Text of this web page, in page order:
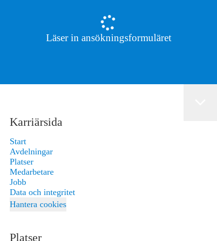
Läser in ansökningsformuläret
Karriärsida
Start
Avdelningar
Platser
Medarbetare
Jobb
Data och integritet
Hantera cookies
Platser